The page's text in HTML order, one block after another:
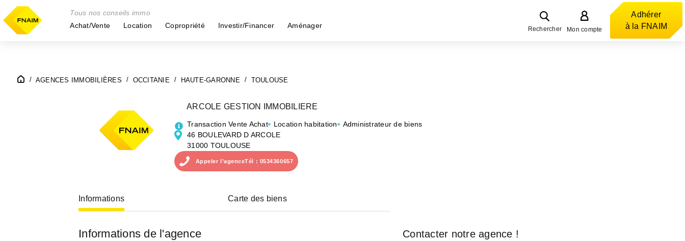
Tous nos conseils immo
Achat/Vente
Location Copropriété Investir/Financer Aménager Rechercher Mon compte
Adhérer
à la FNAIM
AGENCES IMMOBILIÈRES OCCITANIE HAUTE-GARONNE TOULOUSE
ARCOLE GESTION IMMOBILIERE
Transaction Vente Achat Location habitation
Administrateur de biens
46 BOULEVARD D ARCOLE
31000 TOULOUSE
Appeler l’agenceTél : 0534360657
Informations Carte des biens
Informations de l'agence Contacter notre agence !